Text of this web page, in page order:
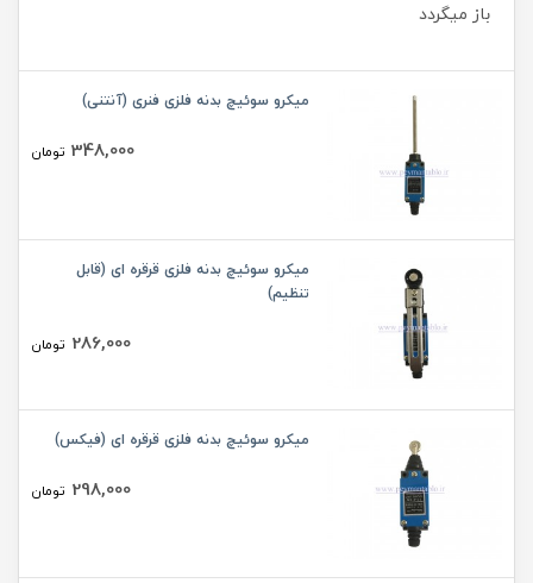
باز میگردد
میکرو سوئیچ بدنه فلزی فنری (آنتنی)
348,000 تومان
میکرو سوئیچ بدنه فلزی قرقره ای (قابل
تنظیم)
286,000 تومان
میکرو سوئیچ بدنه فلزی قرقره ای (فیکس)
298,000 تومان